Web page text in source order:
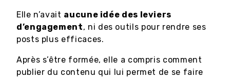
Elle n’avait aucune idée des leviers
d’engagement, ni des outils pour rendre ses
posts plus efficaces.
Après s’être formée, elle a compris comment
publier du contenu qui lui permet de se faire